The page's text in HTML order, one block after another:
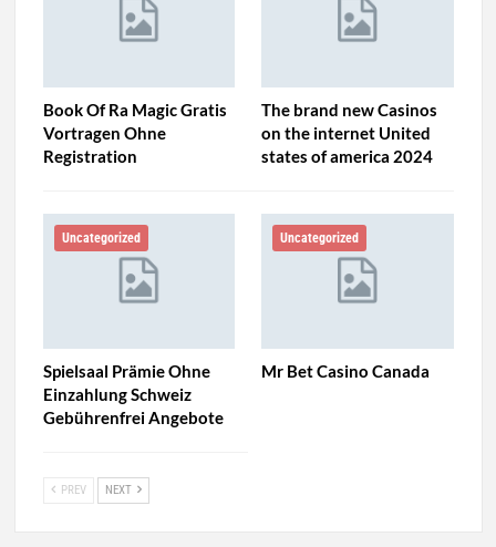
Book Of Ra Magic Gratis
Vortragen Ohne
Registration
The brand new Casinos
on the internet United
states of america 2024
Uncategorized
Spielsaal Prämie Ohne
Einzahlung Schweiz
Gebührenfrei Angebote
Uncategorized
Mr Bet Casino Canada
PREV NEXT